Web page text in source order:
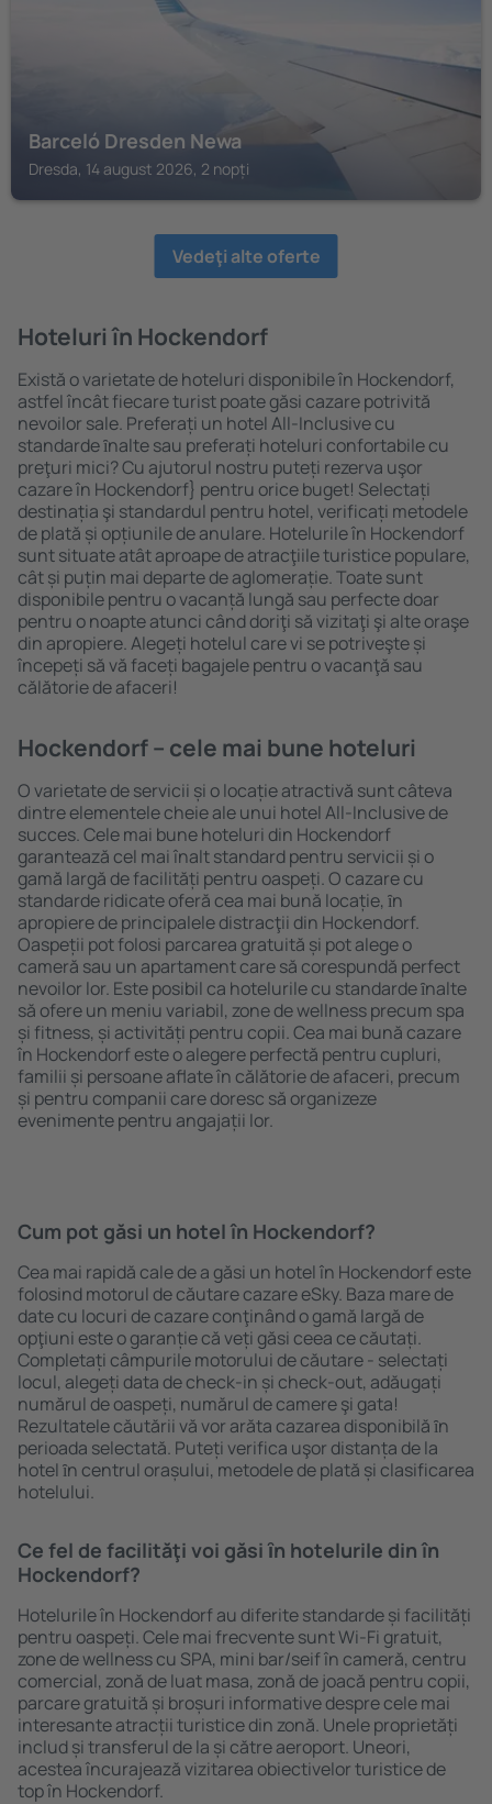
Barceló Dresden Newa
Dresda, 14 august 2026, 2 nopți
Vedeţi alte oferte
Hoteluri în Hockendorf
Există o varietate de hoteluri disponibile în Hockendorf,
astfel încât fiecare turist poate găsi cazare potrivită
nevoilor sale. Preferați un hotel All-Inclusive cu
standarde ȋnalte sau preferați hoteluri confortabile cu
preţuri mici? Cu ajutorul nostru puteți rezerva uşor
cazare în Hockendorf} pentru orice buget! Selectați
destinația şi standardul pentru hotel, verificați metodele
de plată și opțiunile de anulare. Hotelurile în Hockendorf
sunt situate atât aproape de atracţiile turistice populare,
cât și puțin mai departe de aglomerație. Toate sunt
disponibile pentru o vacanță lungă sau perfecte doar
pentru o noapte atunci când doriţi să vizitaţi şi alte oraşe
din apropiere. Alegeți hotelul care vi se potriveşte și
începeți să vă faceți bagajele pentru o vacanţă sau
călătorie de afaceri!
Hockendorf – cele mai bune hoteluri
O varietate de servicii și o locație atractivă sunt câteva
dintre elementele cheie ale unui hotel All-Inclusive de
succes. Cele mai bune hoteluri din Hockendorf
garantează cel mai înalt standard pentru servicii și o
gamă largă de facilități pentru oaspeți. O cazare cu
standarde ridicate oferă cea mai bună locație, ȋn
apropiere de principalele distracţii din Hockendorf.
Oaspeții pot folosi parcarea gratuită și pot alege o
cameră sau un apartament care să corespundă perfect
nevoilor lor. Este posibil ca hotelurile cu standarde ȋnalte
să ofere un meniu variabil, zone de wellness precum spa
și fitness, și activități pentru copii. Cea mai bună cazare
în Hockendorf este o alegere perfectă pentru cupluri,
familii și persoane aflate în călătorie de afaceri, precum
și pentru companii care doresc să organizeze
evenimente pentru angajații lor.
Cum pot găsi un hotel în Hockendorf?
Cea mai rapidă cale de a găsi un hotel în Hockendorf este
folosind motorul de căutare cazare eSky. Baza mare de
date cu locuri de cazare conţinând o gamă largă de
opţiuni este o garanție că veți găsi ceea ce căutați.
Completați câmpurile motorului de căutare - selectați
locul, alegeți data de check-in și check-out, adăugați
numărul de oaspeți, numărul de camere şi gata!
Rezultatele căutării vă vor arăta cazarea disponibilă ȋn
perioada selectată. Puteți verifica uşor distanța de la
hotel ȋn centrul orașului, metodele de plată și clasificarea
hotelului.
Ce fel de facilităţi voi găsi ȋn hotelurile din în
Hockendorf?
Hotelurile în Hockendorf au diferite standarde și facilități
pentru oaspeți. Cele mai frecvente sunt Wi-Fi gratuit,
zone de wellness cu SPA, mini bar/seif în cameră, centru
comercial, zonă de luat masa, zonă de joacă pentru copii,
parcare gratuită și broșuri informative despre cele mai
interesante atracții turistice din zonă. Unele proprietăți
includ și transferul de la și către aeroport. Uneori,
acestea încurajează vizitarea obiectivelor turistice de
top în Hockendorf.